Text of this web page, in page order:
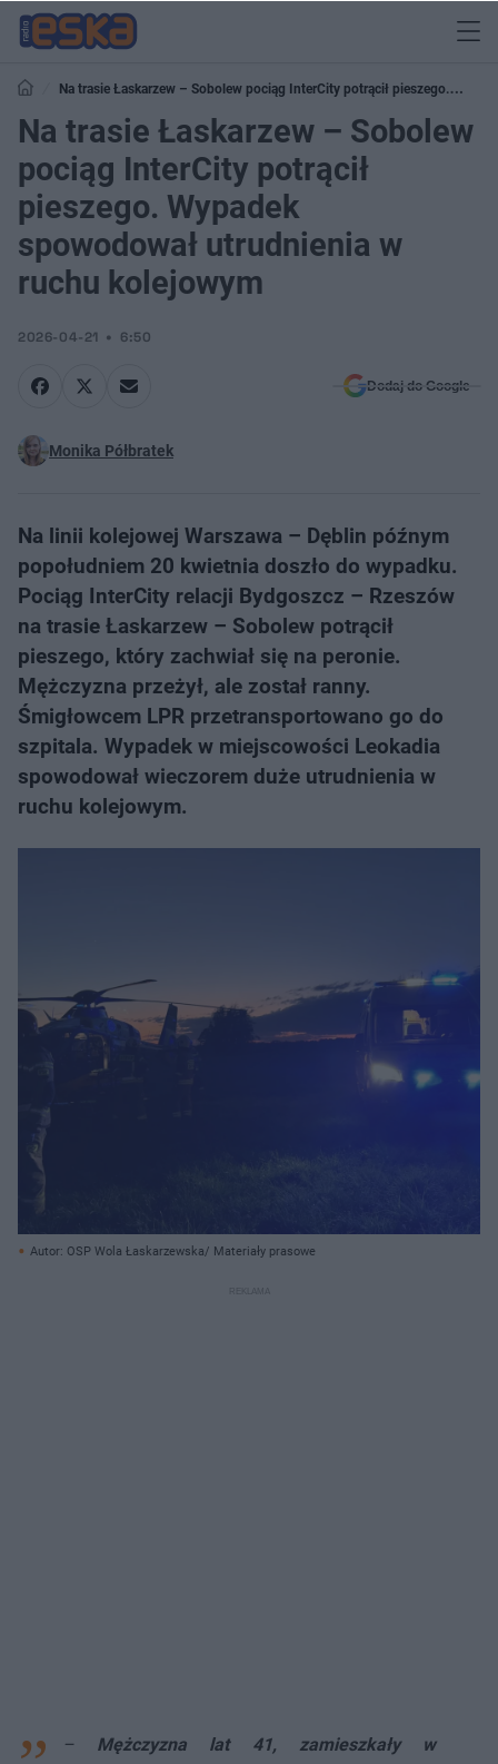
Na trasie Łaskarzew – Sobolew pociąg InterCity potrącił pieszego.
Wypadek spowodował utrudnienia w ruchu kolejowym
Na trasie Łaskarzew – Sobolew
pociąg InterCity potrącił
pieszego. Wypadek
spowodował utrudnienia w
ruchu kolejowym
2026-04-21 6:50
Dodaj do Google
Monika Półbratek
Na linii kolejowej Warszawa – Dęblin późnym
popołudniem 20 kwietnia doszło do wypadku.
Pociąg InterCity relacji Bydgoszcz – Rzeszów
na trasie Łaskarzew – Sobolew potrącił
pieszego, który zachwiał się na peronie.
Mężczyzna przeżył, ale został ranny.
Śmigłowcem LPR przetransportowano go do
szpitala. Wypadek w miejscowości Leokadia
spowodował wieczorem duże utrudnienia w
ruchu kolejowym.
Autor: OSP Wola Łaskarzewska/ Materiały prasowe
– Mężczyzna lat 41, zamieszkały w